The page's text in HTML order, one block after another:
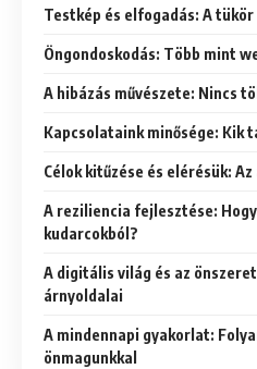
Testkép és elfogadás: A
Öngondoskodás: Több mint
A hibázás művészete: Nincs
Kapcsolataink minősége: Kik
Célok kitűzése és elérésük:
A reziliencia fejlesztése:
kudarcokból?
A digitális világ és az
árnyoldalai
A mindennapi gyakorlat:
önmagunkkal